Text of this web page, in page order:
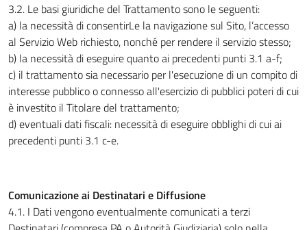
3.2. Le basi giuridiche del Trattamento sono le seguenti:
a) la necessità di consentirLe la navigazione sul Sito, l’accesso
al Servizio Web richiesto, nonché per rendere il servizio stesso;
b) la necessità di eseguire quanto ai precedenti punti 3.1 a-f;
c) il trattamento sia necessario per l'esecuzione di un compito di
interesse pubblico o connesso all'esercizio di pubblici poteri di cui
è investito il Titolare del trattamento;
d) eventuali dati fiscali: necessità di eseguire obblighi di cui ai
precedenti punti 3.1 c-e.
Comunicazione ai Destinatari e Diffusione
4.1. I Dati vengono eventualmente comunicati a terzi